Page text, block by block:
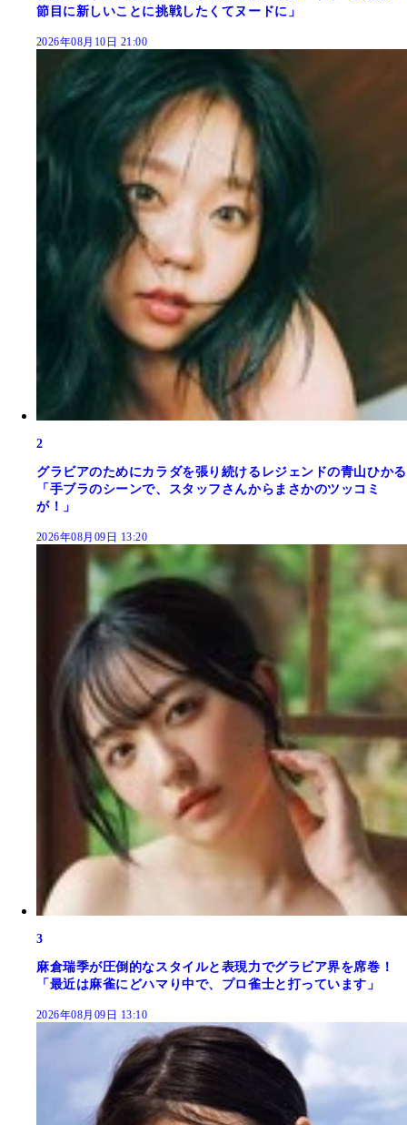
節目に新しいことに挑戦したくてヌードに」
2026年08月10日 21:00
2
グラビアのためにカラダを張り続けるレジェンドの青山ひかる
「手ブラのシーンで、スタッフさんからまさかのツッコミ
が！」
2026年08月09日 13:20
3
麻倉瑞季が圧倒的なスタイルと表現力でグラビア界を席巻！
「最近は麻雀にどハマり中で、プロ雀士と打っています」
2026年08月09日 13:10